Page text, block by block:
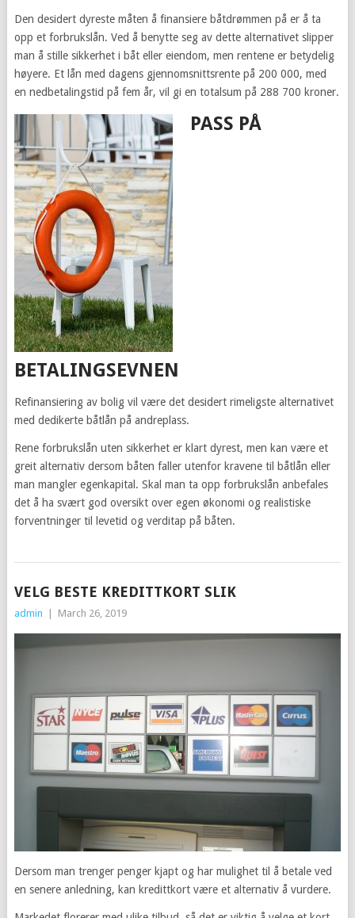
Den desidert dyreste måten å finansiere båtdrømmen på er å ta
opp et forbrukslån. Ved å benytte seg av dette alternativet slipper
man å stille sikkerhet i båt eller eiendom, men rentene er betydelig
høyere. Et lån med dagens gjennomsnittsrente på 200 000, med
en nedbetalingstid på fem år, vil gi en totalsum på 288 700 kroner.
PASS PÅ
BETALINGSEVNEN
Refinansiering av bolig vil være det desidert rimeligste alternativet
med dedikerte båtlån på andreplass.
Rene forbrukslån uten sikkerhet er klart dyrest, men kan være et
greit alternativ dersom båten faller utenfor kravene til båtlån eller
man mangler egenkapital. Skal man ta opp forbrukslån anbefales
det å ha svært god oversikt over egen økonomi og realistiske
forventninger til levetid og verditap på båten.
VELG BESTE KREDITTKORT SLIK
admin March 26, 2019
Dersom man trenger penger kjapt og har mulighet til å betale ved
en senere anledning, kan kredittkort være et alternativ å vurdere.